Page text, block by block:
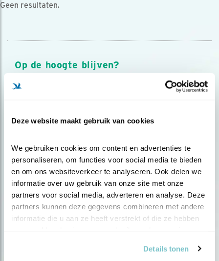
Deze website maakt gebruik van cookies
We gebruiken cookies om content en advertenties te
personaliseren, om functies voor social media te bieden
en om ons websiteverkeer te analyseren. Ook delen we
informatie over uw gebruik van onze site met onze
partners voor social media, adverteren en analyse. Deze
partners kunnen deze gegevens combineren met andere
informatie die u aan ze heeft verstrekt of die ze hebben
Details tonen
Geen resultaten.
Op de hoogte blijven?
Meld je aan en ontvang nieuws, inspiratie, acties en tips
over vogels en activiteiten van Vogelbescherming.